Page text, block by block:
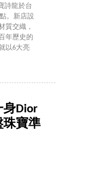
詩龍於台
。新店設
質交織，
年歷史的
以6大亮
身Dior
珠寶準